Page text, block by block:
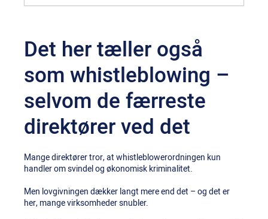
Det her tæller også
som whistleblowing –
selvom de færreste
direktører ved det
Mange direktører tror, at whistleblowerordningen kun
handler om svindel og økonomisk kriminalitet.
Men lovgivningen dækker langt mere end det – og det er
her, mange virksomheder snubler.